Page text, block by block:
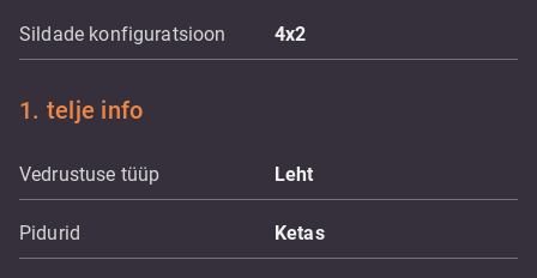
Sildade konfiguratsioon 4x2
1. telje info
Vedrustuse tüüp Leht
Pidurid Ketas